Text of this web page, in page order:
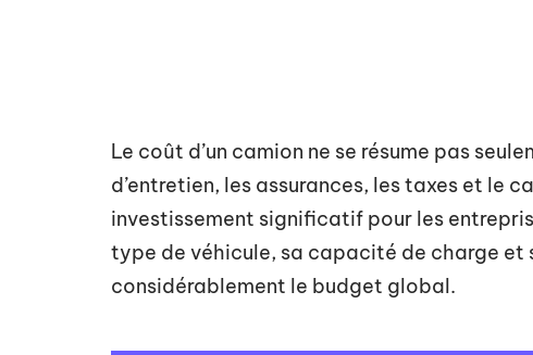
Le coût d’un camion ne se résume pas
d’entretien, les assurances, les taxes et le
investissement significatif pour les
type de véhicule, sa capacité de charge
considérablement le budget global.